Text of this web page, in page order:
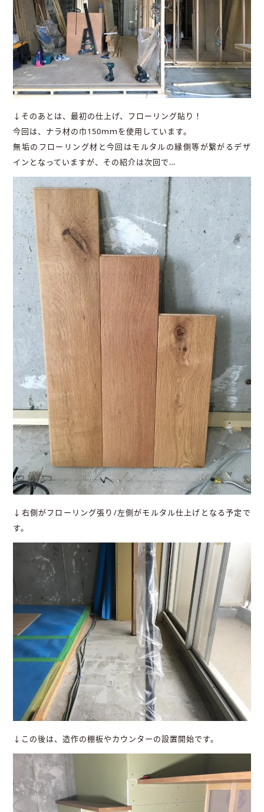
↓そのあとは、最初の仕上げ、フローリング貼り！
今回は、ナラ材の巾150ｍｍを使用しています。
無垢のフローリング材と今回はモルタルの縁側等が繋がるデザ
インとなっていますが、その紹介は次回で…
↓右側がフローリング張り/左側がモルタル仕上げとなる予定で
す。
↓この後は、造作の棚板やカウンターの設置開始です。